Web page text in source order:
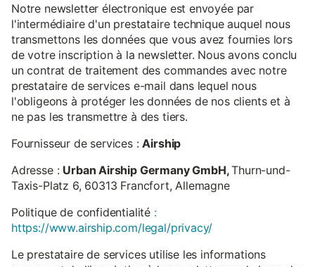
Notre newsletter électronique est envoyée par
l'intermédiaire d'un prestataire technique auquel nous
transmettons les données que vous avez fournies lors
de votre inscription à la newsletter. Nous avons conclu
un contrat de traitement des commandes avec notre
prestataire de services e-mail dans lequel nous
l'obligeons à protéger les données de nos clients et à
ne pas les transmettre à des tiers.
Fournisseur de services :Airship
Adresse : Urban Airship Germany GmbH,Thurn-und-
Taxis-Platz 6, 60313 Francfort, Allemagne
Politique de confidentialité :
https://www.airship.com/legal/privacy/
Le prestataire de services utilise les informations